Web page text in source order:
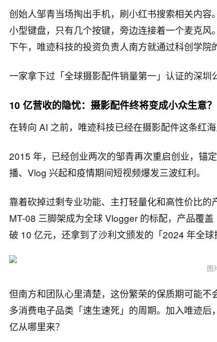
创始人邹青当场掏出手机，刷小红书搜索相关内
小型键盘，只有几个按键，旁边连接着一个麦克
下午，唯迹科技的投资负责人南方就通过科创学院
一家拿下过「全球摄影配件销量第一」认证的深
10 亿营收的隐忧：摄影配件终将变成小众生意？
在转向 AI 之前，唯迹科技已经在摄影配件这条红
2015 年，已经创业两次的邹青再次重启创业，锚
播、Vlog 兴起和疫情期间短视频爆发三波红利。
靠着砍掉过剩专业功能、主打轻量化和高性价比
MT-08 三脚架成为全球 Vlogger 的标配，产品覆
破 10 亿元，还拿到了沙利文颁发的「2024 年全
图
但南方和团队心里清楚，这份繁荣的保质期可能
多消费电子品类「速生速死」的周期。加入唯迹
亿从哪里来？